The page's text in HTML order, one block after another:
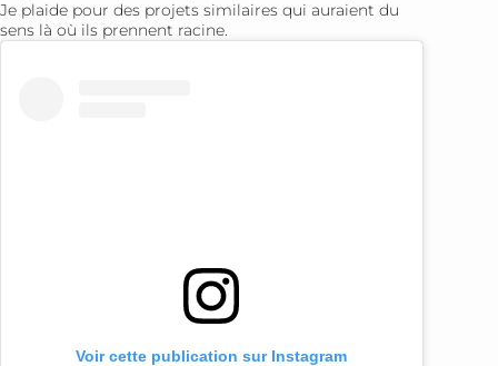
Je plaide pour des projets similaires qui auraient du
sens là où ils prennent racine.
Voir cette publication sur Instagram